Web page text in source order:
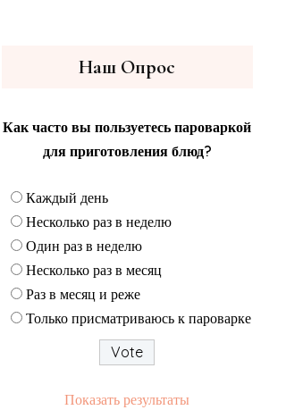
Наш Опрос
Как часто вы пользуетесь пароваркой
для приготовления блюд?
Каждый день
Несколько раз в неделю
Один раз в неделю
Несколько раз в месяц
Раз в месяц и реже
Только присматриваюсь к пароварке
Показать результаты